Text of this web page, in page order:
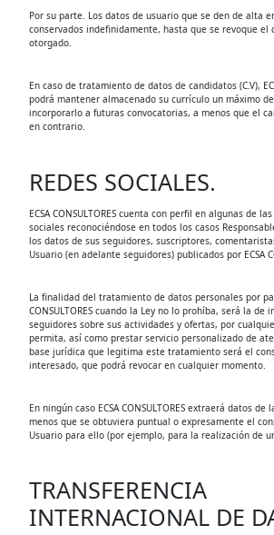
Por su parte. Los datos de usuario que se den de alta
conservados indefinidamente, hasta que se revoque el
otorgado.
En caso de tratamiento de datos de candidatos (C.V),
podrá mantener almacenado su currículo un máximo
incorporarlo a futuras convocatorias, a menos que el
en contrario.
REDES SOCIALES.
ECSA CONSULTORES cuenta con perfil en algunas de
sociales reconociéndose en todos los casos
los datos de sus seguidores, suscriptores,
Usuario (en adelante seguidores) publicados por ECSA
La finalidad del tratamiento de datos personales por
CONSULTORES cuando la Ley no lo prohíba, será la de
seguidores sobre sus actividades y ofertas, por
permita, así como prestar servicio personalizado de
base jurídica que legitima este tratamiento será el
interesado, que podrá revocar en cualquier momento.
En ningún caso ECSA CONSULTORES extraerá datos de
menos que se obtuviera puntual o expresamente el
Usuario para ello (por ejemplo, para la realización de
TRANSFERENCIA
INTERNACIONAL DE